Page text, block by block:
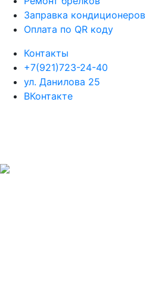
Заправка кондиционеров
Оплата по QR коду
Контакты
+7(921)723-24-40
ул. Данилова 25
ВКонтакте